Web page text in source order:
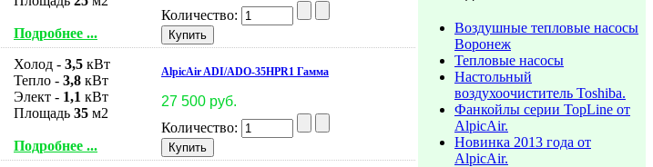
Подробнее ...
Количество:
Холод - 3,5 кВт
Тепло - 3,8 кВт
Элект - 1,1 кВт
Площадь 35 м2
Подробнее ...
AlpicAir ADI/ADO-35HPR1 Гамма
27 500 руб.
Количество:
Воздушные тепловые насосы
Воронеж
Тепловые насосы
Настольный
воздухоочиститель Toshiba.
Фанкойлы серии TopLine от
AlpicAir.
Новинка 2013 года от
AlpicAir.